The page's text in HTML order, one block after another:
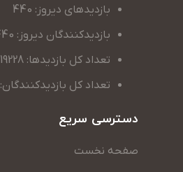
بازدیدهای دیروز: 440
بازدیدکنندگان دیروز: 440
تعداد کل بازدیدها: 1619228
تعداد کل بازدیدکنندگان: 222397
دسترسی سریع
صفحه نخست